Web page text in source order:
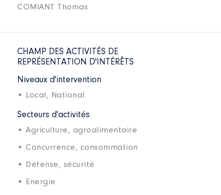
COMIANT Thomas
CHAMP DES ACTIVITÉS DE
REPRÉSENTATION D'INTÉRÊTS
Niveaux d'intervention
• Local, National
Secteurs d'activités
• Agriculture, agroalimentaire
• Concurrence, consommation
• Défense, sécurité
• Energie